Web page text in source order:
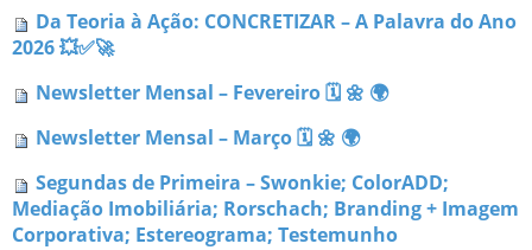
Da Teoria à Ação: CONCRETIZAR – A Palavra do Ano
2026 💥✅🚀
Newsletter Mensal – Fevereiro 🗓 🌼 🌍
Newsletter Mensal – Março 🗓 🌼 🌍
Segundas de Primeira – Swonkie; ColorADD;
Mediação Imobiliária; Rorschach; Branding + Imagem
Corporativa; Estereograma; Testemunho